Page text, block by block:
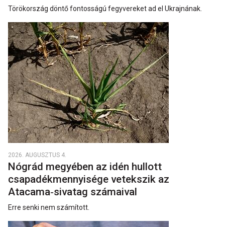
Törökország döntő fontosságú fegyvereket ad el Ukrajnának.
2026. AUGUSZTUS 4.
Nógrád megyében az idén hullott
csapadékmennyisége vetekszik az
Atacama‑sivatag számaival
Erre senki nem számított.